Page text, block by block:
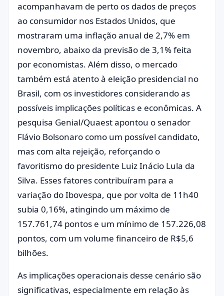
acompanhavam de perto os dados de preços
ao consumidor nos Estados Unidos, que
mostraram uma inflação anual de 2,7% em
novembro, abaixo da previsão de 3,1% feita
por economistas. Além disso, o mercado
também está atento à eleição presidencial no
Brasil, com os investidores considerando as
possíveis implicações políticas e econômicas. A
pesquisa Genial/Quaest apontou o senador
Flávio Bolsonaro como um possível candidato,
mas com alta rejeição, reforçando o
favoritismo do presidente Luiz Inácio Lula da
Silva. Esses fatores contribuíram para a
variação do Ibovespa, que por volta de 11h40
subia 0,16%, atingindo um máximo de
157.761,74 pontos e um mínimo de 157.226,08
pontos, com um volume financeiro de R$5,6
bilhões.
As implicações operacionais desse cenário são
significativas, especialmente em relação às